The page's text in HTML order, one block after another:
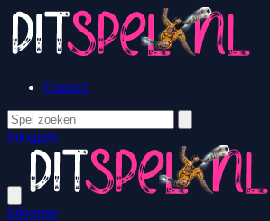
Contact
Inloggen
Inloggen